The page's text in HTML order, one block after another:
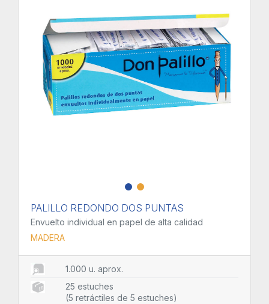
PALILLO REDONDO DOS PUNTAS
Envuelto individual en papel de alta calidad
MADERA
1.000 u. aprox.
25 estuches
(5 retráctiles de 5 estuches)